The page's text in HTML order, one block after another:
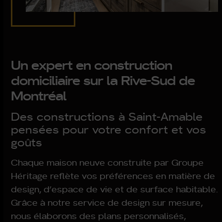
Un expert en construction
domiciliaire sur la Rive-Sud de
Montréal
Des constructions à Saint-Amable
pensées pour votre confort et vos
goûts
Chaque maison neuve construite par Groupe
Héritage reflète vos préférences en matière de
design, d’espace de vie et de surface habitable.
Grâce à notre service de design sur mesure,
nous élaborons des plans personnalisés,